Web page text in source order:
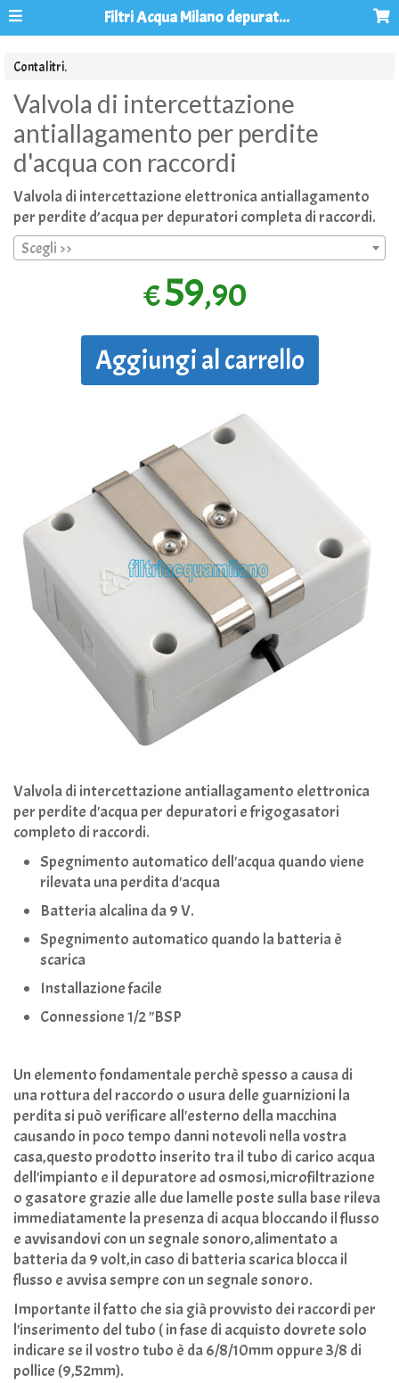
Filtri Acqua Milano depuratori acqua osmosi inversa
Contalitri.
Valvola di intercettazione
antiallagamento per perdite
d'acqua con raccordi
Valvola di intercettazione elettronica antiallagamento
per perdite d’acqua per depuratori completa di raccordi.
Scegli >>
€59,90
Aggiungi al carrello
Valvola di intercettazione antiallagamento elettronica
per perdite d'acqua per depuratori e frigogasatori
completo di raccordi.
Spegnimento automatico dell'acqua quando viene
rilevata una perdita d'acqua
Batteria alcalina da 9 V.
Spegnimento automatico quando la batteria è
scarica
Installazione facile
Connessione 1/2 "BSP
Un elemento fondamentale perchè spesso a causa di
una rottura del raccordo o usura delle guarnizioni la
perdita si può verificare all'esterno della macchina
causando in poco tempo danni notevoli nella vostra
casa,questo prodotto inserito tra il tubo di carico acqua
dell'impianto e il depuratore ad osmosi,microfiltrazione
o gasatore grazie alle due lamelle poste sulla base rileva
immediatamente la presenza di acqua bloccando il flusso
e avvisandovi con un segnale sonoro,alimentato a
batteria da 9 volt,in caso di batteria scarica blocca il
flusso e avvisa sempre con un segnale sonoro.
Importante il fatto che sia già provvisto dei raccordi per
l'inserimento del tubo ( in fase di acquisto dovrete solo
indicare se il vostro tubo è da 6/8/10mm oppure 3/8 di
pollice (9,52mm).